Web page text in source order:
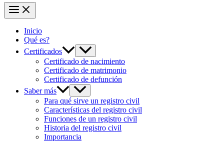
Inicio
Qué es?
Certificados
Certificado de nacimiento
Certificado de matrimonio
Certificado de defunción
Saber más
Para qué sirve un registro civil
Características del registro civil
Funciones de un registro civil
Historia del registro civil
Importancia